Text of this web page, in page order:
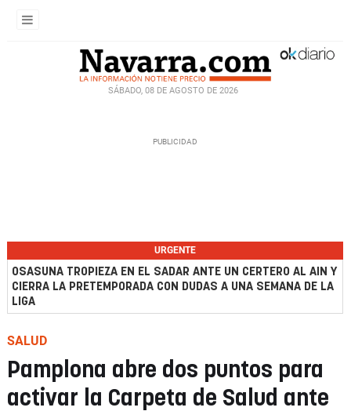
SÁBADO, 08 DE AGOSTO DE 2026
URGENTE
OSASUNA TROPIEZA EN EL SADAR ANTE UN CERTERO AL AIN Y
CIERRA LA PRETEMPORADA CON DUDAS A UNA SEMANA DE LA
LIGA
SALUD
Pamplona abre dos puntos para
activar la Carpeta de Salud ante